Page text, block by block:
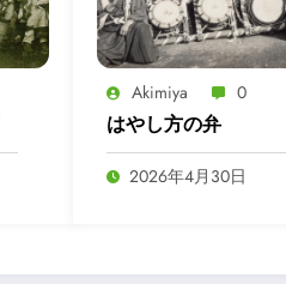
Akimiya 0
はやし方の弁
2026年4月30日